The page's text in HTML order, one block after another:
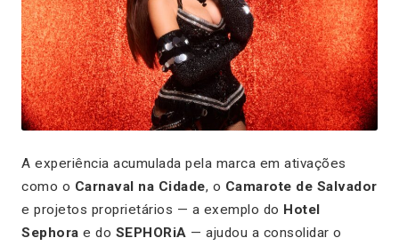
A experiência acumulada pela marca em ativações
como o Carnaval na Cidade, o Camarote de Salvador
e projetos proprietários — a exemplo do Hotel
Sephora e do SEPHORiA — ajudou a consolidar o